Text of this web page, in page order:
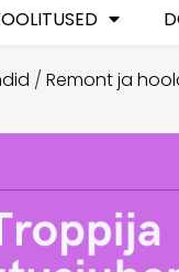
/ Remont ja